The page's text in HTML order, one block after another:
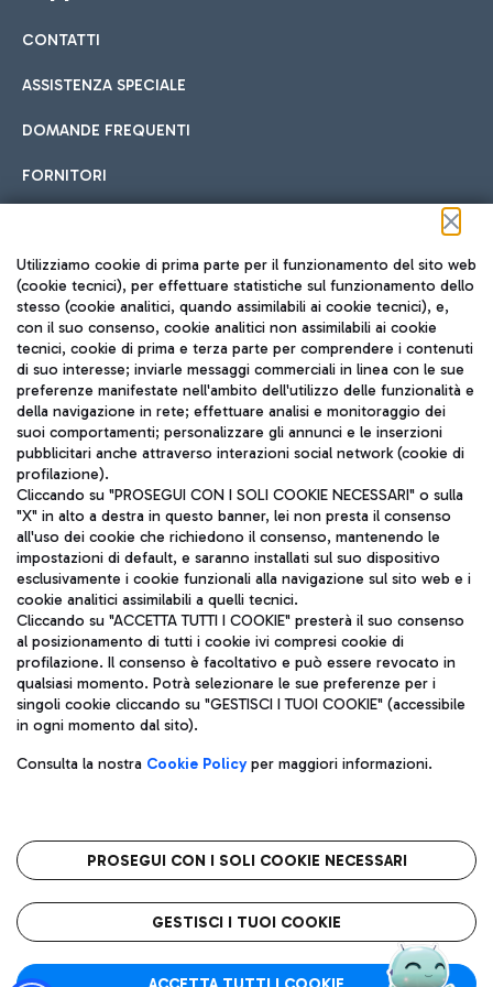
Cucina Internazionale
Fast Food
Pizza
Gelateria
Wine Bar & Sparkling
Hotel in aeroporto
Scegli l'alloggio più adatto e approfitta della vicinanza
all'aeroporto.
Car sharing
Con il Car Sharing è ancora più facile spostarsi
Treno
Raggiungi velocemente l'aeroporto di Fiumicino da Roma
tramite i servizi ferroviari Trenitalia.
Autobus
Scopri le linee di autobus per raggiungere l'aeroporto
Leonardo Da Vinci.
Raggiungi l’aeroporto senza pensieri con il servizio di taxi a
Ristoranti
Scopri la nostra offerta per una pausa gustosa in aeroporto
Mappa Aeroporto Fiumicino
CONTATTI
ASSISTENZA SPECIALE
DOMANDE FREQUENTI
FORNITORI
Seguici sui social
TRAVEL JOURNAL
ITA
Aeroporti di Roma S.p.A. - Società soggetta a direzione e
coordinamento di Mundys S.p.A.
Codice fiscale e Registro delle Imprese di Roma 13032990155 P.
IVA 06572251004
Capitale sociale 62.224.743,00 int. vers.
Sede legale: Via Pier Paolo Racchetti 1 - 00054 Fiumicino (RM)
telefono +39 06 65951
Privacy policy
Note legali
Roma FCO
L'aeroporto stellato
Utilizziamo cookie di prima parte per il funzionamento del sito web
(cookie tecnici), per effettuare statistiche sul funzionamento dello
stesso (cookie analitici, quando assimilabili ai cookie tecnici), e,
con il suo consenso, cookie analitici non assimilabili ai cookie
tecnici, cookie di prima e terza parte per comprendere i contenuti
di suo interesse; inviarle messaggi commerciali in linea con le sue
preferenze manifestate nell'ambito dell'utilizzo delle funzionalità e
della navigazione in rete; effettuare analisi e monitoraggio dei
suoi comportamenti; personalizzare gli annunci e le inserzioni
pubblicitari anche attraverso interazioni social network (cookie di
profilazione).
Cliccando su "PROSEGUI CON I SOLI COOKIE NECESSARI" o sulla
"X" in alto a destra in questo banner, lei non presta il consenso
all'uso dei cookie che richiedono il consenso, mantenendo le
impostazioni di default, e saranno installati sul suo dispositivo
esclusivamente i cookie funzionali alla navigazione sul sito web e i
cookie analitici assimilabili a quelli tecnici.
Cliccando su "ACCETTA TUTTI I COOKIE" presterà il suo consenso
al posizionamento di tutti i cookie ivi compresi cookie di
profilazione. Il consenso è facoltativo e può essere revocato in
qualsiasi momento. Potrà selezionare le sue preferenze per i
singoli cookie cliccando su "GESTISCI I TUOI COOKIE" (accessibile
in ogni momento dal sito).
Consulta la nostra Cookie Policyper maggiori informazioni.
PROSEGUI CON I SOLI COOKIE NECESSARI
GESTISCI I TUOI COOKIE